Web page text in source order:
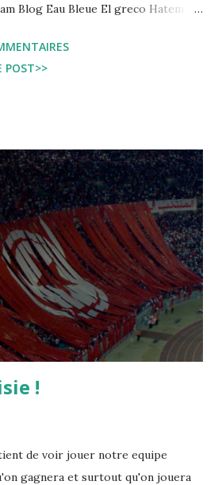
Blog Eau Bleue El greco Hatem
American girl Massir mots a
Tun...
POST>>
!
de voir jouer notre equipe
gagnera et surtout qu'on jouera